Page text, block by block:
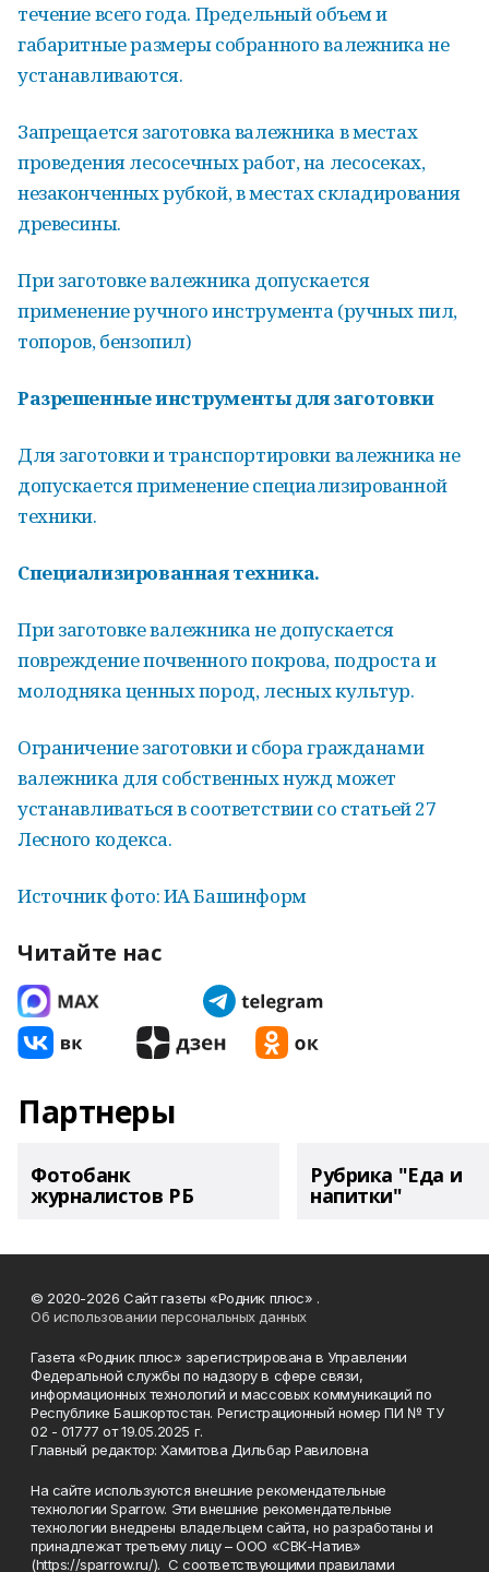
течение всего года. Предельный объем и
габаритные размеры собранного валежника не
устанавливаются.
Запрещается заготовка валежника в местах
проведения лесосечных работ, на лесосеках,
незаконченных рубкой, в местах складирования
древесины.
При заготовке валежника допускается
применение ручного инструмента (ручных пил,
топоров, бензопил)
Разрешенные инструменты для заготовки
Для заготовки и транспортировки валежника не
допускается применение специализированной
техники.
Специализированная техника.
При заготовке валежника не допускается
повреждение почвенного покрова, подроста и
молодняка ценных пород, лесных культур.
Ограничение заготовки и сбора гражданами
валежника для собственных нужд может
устанавливаться в соответствии со статьей 27
Лесного кодекса.
Источник фото: ИА Башинформ
Читайте нас
Партнеры
Фотобанк
журналистов РБ
Рубрика "Еда и
напитки"
© 2020-2026 Сайт газеты «Родник плюс» .
Об использовании персональных данных
Газета «Родник плюс» зарегистрирована в Управлении
Федеральной службы по надзору в сфере связи,
информационных технологий и массовых коммуникаций по
Республике Башкортостан. Регистрационный номер ПИ № ТУ
02 - 01777 от 19.05.2025 г.
Главный редактор: Хамитова Дильбар Равиловна
На сайте используются внешние рекомендательные
технологии Sparrow. Эти внешние рекомендательные
технологии внедрены владельцем сайта, но разработаны и
принадлежат третьему лицу – ООО «СВК-Натив»
(https://sparrow.ru/). С соответствующими правилами